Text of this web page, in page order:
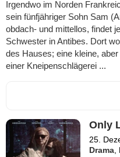
Irgendwo im Norden
sein fünfjähriger Sohn Sam
obdach- und mittellos, findet
Schwester in Antibes. Dort
des Hauses; eine kleine,
einer Kneipenschlägerei ...
Only
25.
Drama,